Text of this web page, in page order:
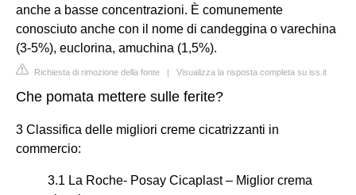
anche a basse concentrazioni. È comunemente
conosciuto anche con il nome di candeggina o varechina
(3-5%), euclorina, amuchina (1,5%).
Richiesta di rimozione della fonte | Visualizza la risposta completa su iss.it
Che pomata mettere sulle ferite?
3 Classifica delle migliori creme cicatrizzanti in
commercio:
3.1 La Roche- Posay Cicaplast – Miglior crema